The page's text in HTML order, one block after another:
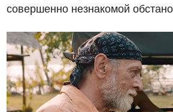
совершенно незнакомой